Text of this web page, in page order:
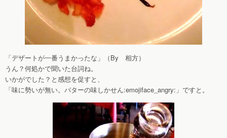
「デザートが一番うまかったな」（By 相方）
うん？何処かで聞いた台詞ね。
いかがでした？と感想を促すと、
「味に勢いが無い。バターの味しかせん:emojiface_angry:」ですと。